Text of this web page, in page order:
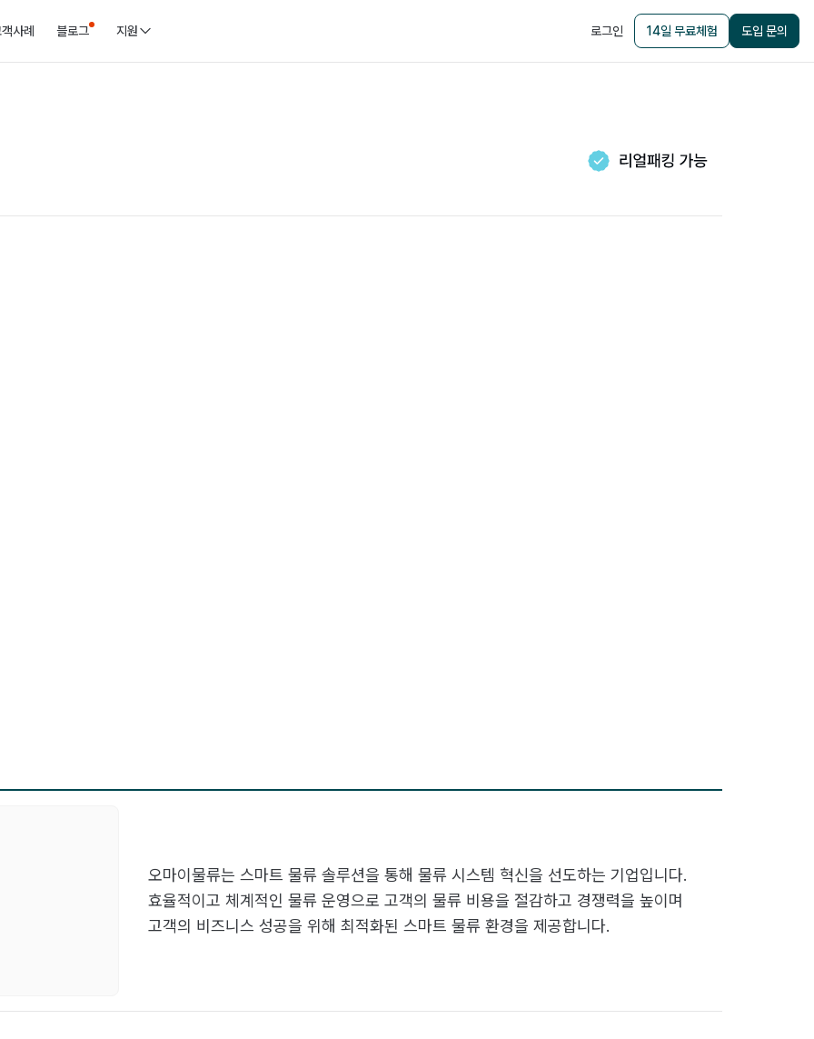
사례 블로그 지원 로그인 14일 무료체험 도입 문의
오마이물류는 스마트 물류 솔루션을 통해 물류 시스템 혁신을 선도하는 기업입니다.
효율적이고 체계적인 물류 운영으로 고객의 물류 비용을 절감하고 경쟁력을 높이며
고객의 비즈니스 성공을 위해 최적화된 스마트 물류 환경을 제공합니다.